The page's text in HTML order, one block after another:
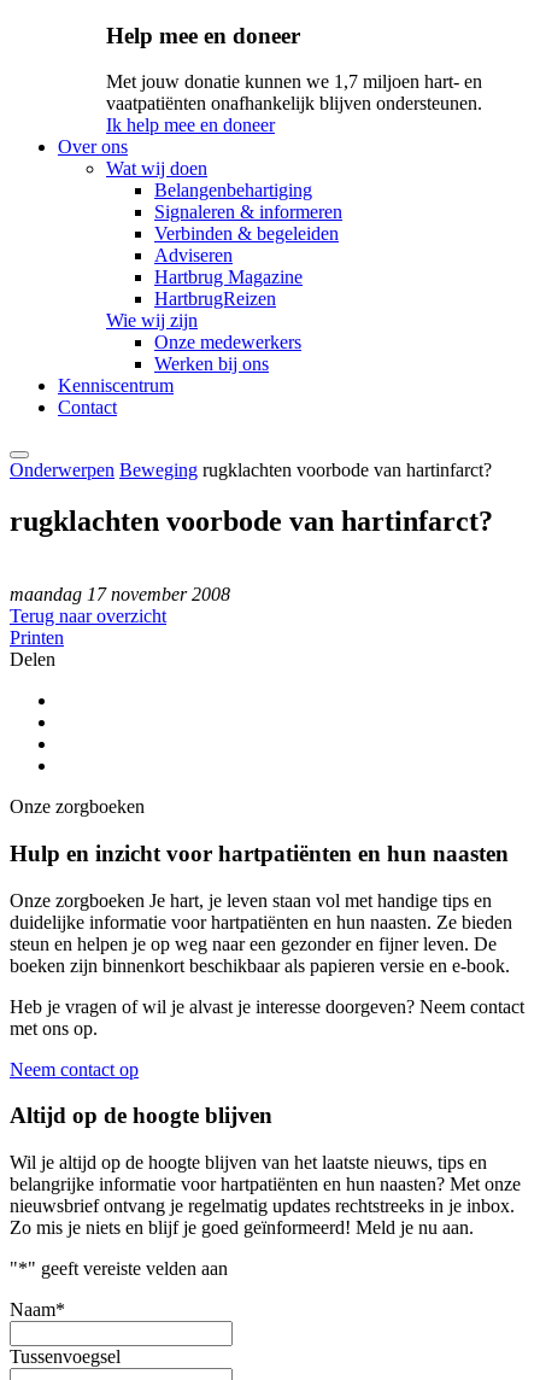
Help mee en doneer
Met jouw donatie kunnen we 1,7 miljoen hart- en
vaatpatiënten onafhankelijk blijven ondersteunen.
Ik help mee en doneer
Over ons
Wat wij doen
Belangenbehartiging
Signaleren & informeren
Verbinden & begeleiden
Adviseren
Hartbrug Magazine
HartbrugReizen
Wie wij zijn
Onze medewerkers
Werken bij ons
Kenniscentrum
Contact
Onderwerpen Beweging rugklachten voorbode van hartinfarct?
rugklachten voorbode van hartinfarct?
maandag 17 november 2008
Terug naar overzicht
Printen
Delen
Onze zorgboeken
Hulp en inzicht voor hartpatiënten en hun naasten
Onze zorgboeken Je hart, je leven staan vol met handige tips en
duidelijke informatie voor hartpatiënten en hun naasten. Ze bieden
steun en helpen je op weg naar een gezonder en fijner leven. De
boeken zijn binnenkort beschikbaar als papieren versie en e-book.
Heb je vragen of wil je alvast je interesse doorgeven? Neem contact
met ons op.
Neem contact op
Altijd op de hoogte blijven
Wil je altijd op de hoogte blijven van het laatste nieuws, tips en
belangrijke informatie voor hartpatiënten en hun naasten? Met onze
nieuwsbrief ontvang je regelmatig updates rechtstreeks in je inbox.
Zo mis je niets en blijf je goed geïnformeerd! Meld je nu aan.
"*" geeft vereiste velden aan
Naam*
Tussenvoegsel